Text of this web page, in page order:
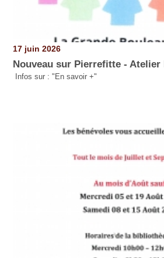
17 juin 2026
Nouveau sur Pierrefitte - Atelier
Infos sur : "En savoir +"